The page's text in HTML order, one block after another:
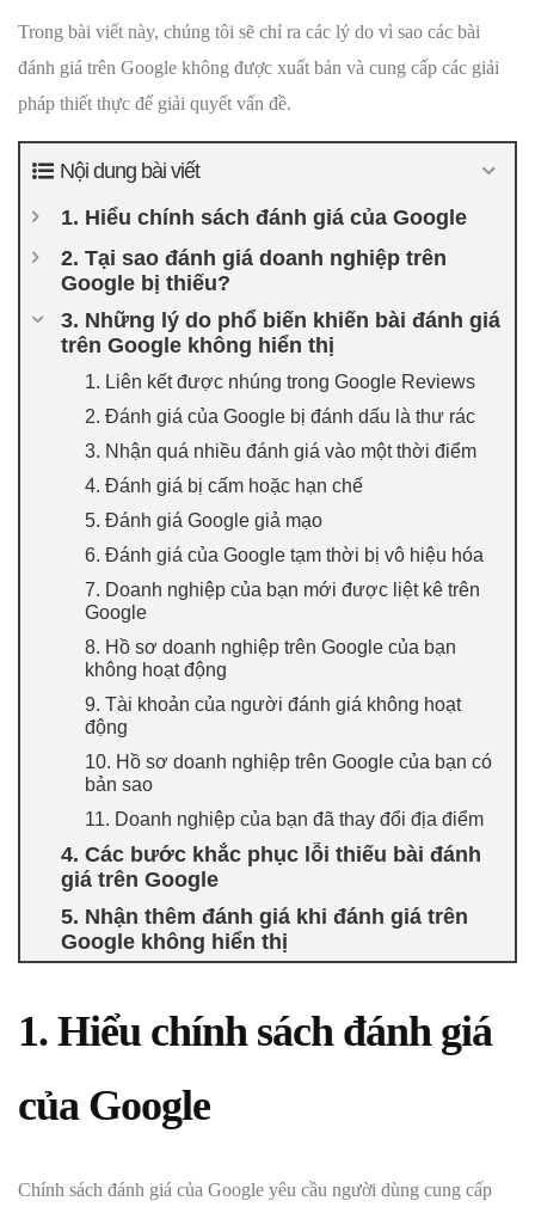
Trong bài viết này, chúng tôi sẽ chỉ ra các lý do vì sao các bài
đánh giá trên Google không được xuất bản và cung cấp các giải
pháp thiết thực để giải quyết vấn đề.
Nội dung bài viết
1. Hiểu chính sách đánh giá của Google
2. Tại sao đánh giá doanh nghiệp trên
Google bị thiếu?
3. Những lý do phổ biến khiến bài đánh giá
trên Google không hiển thị
1. Liên kết được nhúng trong Google Reviews
2. Đánh giá của Google bị đánh dấu là thư rác
3. Nhận quá nhiều đánh giá vào một thời điểm
4. Đánh giá bị cấm hoặc hạn chế
5. Đánh giá Google giả mạo
6. Đánh giá của Google tạm thời bị vô hiệu hóa
7. Doanh nghiệp của bạn mới được liệt kê trên
Google
8. Hồ sơ doanh nghiệp trên Google của bạn
không hoạt động
9. Tài khoản của người đánh giá không hoạt
động
10. Hồ sơ doanh nghiệp trên Google của bạn có
bản sao
11. Doanh nghiệp của bạn đã thay đổi địa điểm
4. Các bước khắc phục lỗi thiếu bài đánh
giá trên Google
5. Nhận thêm đánh giá khi đánh giá trên
Google không hiển thị
1. Hiểu chính sách đánh giá
của Google
Chính sách đánh giá của Google yêu cầu người dùng cung cấp